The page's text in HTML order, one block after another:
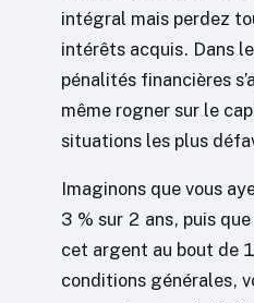
intégral mais perdez
intérêts acquis. Dans
pénalités financières
même rogner sur le
situations les plus
Imaginons que vous
3 % sur 2 ans, puis
cet argent au bout de
conditions générales,